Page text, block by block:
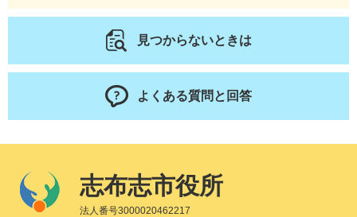
見つからないときは
よくある質問と回答
志布志市役所
法人番号3000020462217